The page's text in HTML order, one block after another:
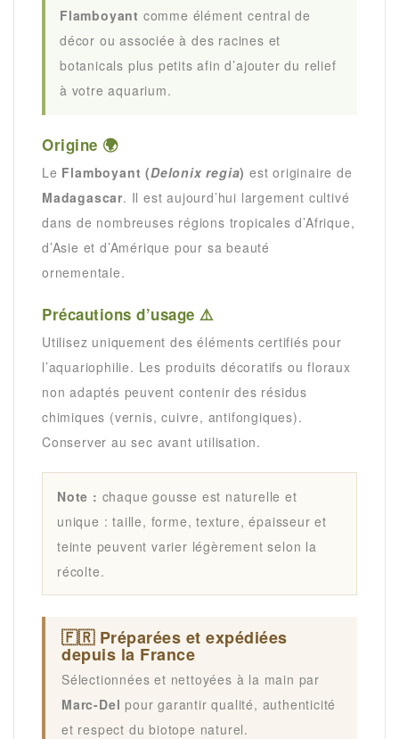
Flamboyant comme élément central de
décor ou associée à des racines et
botanicals plus petits afin d’ajouter du relief
à votre aquarium.
Origine 🌍
Le Flamboyant (Delonix regia) est originaire de
Madagascar. Il est aujourd’hui largement cultivé
dans de nombreuses régions tropicales d’Afrique,
d’Asie et d’Amérique pour sa beauté
ornementale.
Précautions d’usage ⚠️
Utilisez uniquement des éléments certifiés pour
l’aquariophilie. Les produits décoratifs ou floraux
non adaptés peuvent contenir des résidus
chimiques (vernis, cuivre, antifongiques).
Conserver au sec avant utilisation.
Note : chaque gousse est naturelle et
unique : taille, forme, texture, épaisseur et
teinte peuvent varier légèrement selon la
récolte.
🇫🇷 Préparées et expédiées
depuis la France
Sélectionnées et nettoyées à la main par
Marc-Del pour garantir qualité, authenticité
et respect du biotope naturel.